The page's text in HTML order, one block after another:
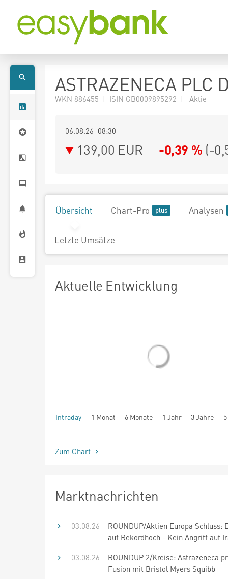
ASTRAZENECA PLC
WKN 886455 | ISIN GB0009895292 | Aktie
06.08.26 08:30
139,00 EUR -0,39 % (-
Übersicht Chart-Pro Analysen
Letzte Umsätze
Aktuelle Entwicklung
Intraday 1 Monat 6 Monate 1 Jahr 3 Jahre
seit Beginn
Zum Chart
Marktnachrichten
03.08.26
ROUNDUP/Aktien Europa Schluss:
auf Rekordhoch - Kein Angriff auf
03.08.26
ROUNDUP 2/Kreise: Astrazeneca
Fusion mit Bristol Myers Squibb